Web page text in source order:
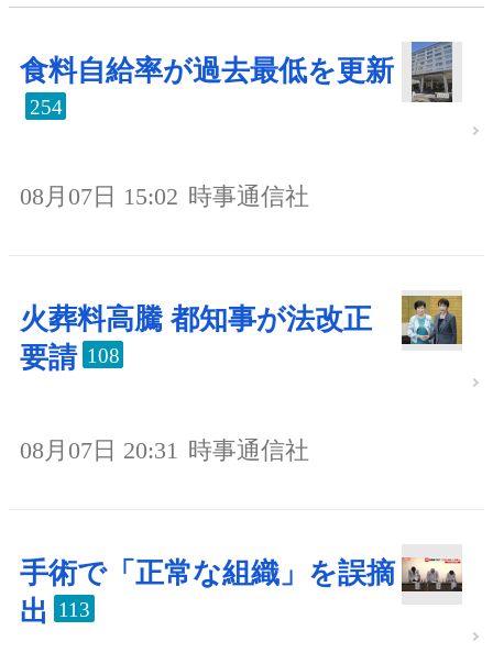
食料自給率が過去最低を更新
254
08月07日 15:02 時事通信社
火葬料高騰 都知事が法改正
要請 108
08月07日 20:31 時事通信社
手術で「正常な組織」を誤摘
出
113